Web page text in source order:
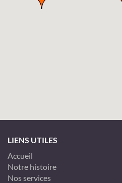
LIENS UTILES
Accueil
Notre histoire
Nos services